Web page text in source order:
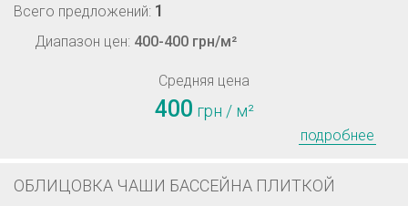
Всего предложений: 1
Диапазон цен: 400-400 грн/м²
Средняя цена
400 грн / м²
подробнее
ОБЛИЦОВКА ЧАШИ БАССЕЙНА ПЛИТКОЙ